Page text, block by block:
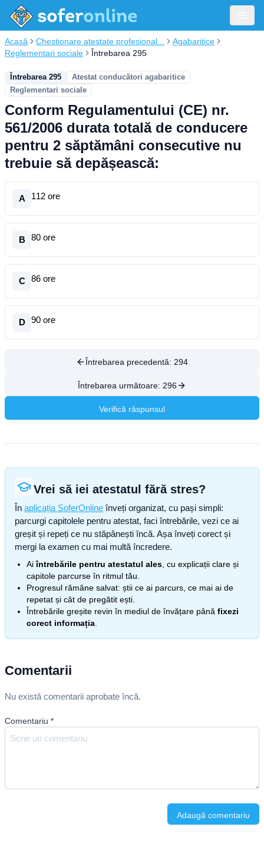
Acasă Chestionare atestate profesional...
Agabaritice
Reglementari sociale
Întrebarea 295
Întrebarea 295
Atestat conducători agabaritice
Reglementari sociale
Conform Regulamentului (CE) nr.
561/2006 durata totală de conducere
pentru 2 săptămâni consecutive nu
trebuie să depășească:
A 112 ore
B 80 ore
C 86 ore
D 90 ore
Întrebarea precedentă: 294
Întrebarea următoare: 296
Verifică răspunsul
Vrei să iei atestatul fără stres?
În aplicația SoferOnline înveți organizat, cu pași simpli:
parcurgi capitolele pentru atestat, faci întrebările, vezi ce ai
greșit și repeți ce nu stăpânești încă. Așa înveți corect și
mergi la examen cu mai multă încredere.
Aiîntrebările pentru atestatul ales , cu explicații clare și
capitole parcurse în ritmul tău.
Progresul rămâne salvat: știi ce ai parcurs, ce mai ai de
repetat și cât de pregătit ești.
Întrebările greșite revin în mediul de învățare până fixezi
corect informația
Comentarii
Nu există comentarii aprobate încă.
Comentariu *
Adaugă comentariu